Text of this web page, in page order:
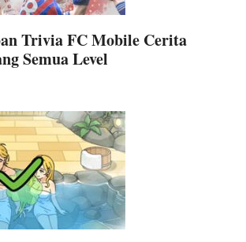
Trivia FC Mobile Cerita
Semua Level